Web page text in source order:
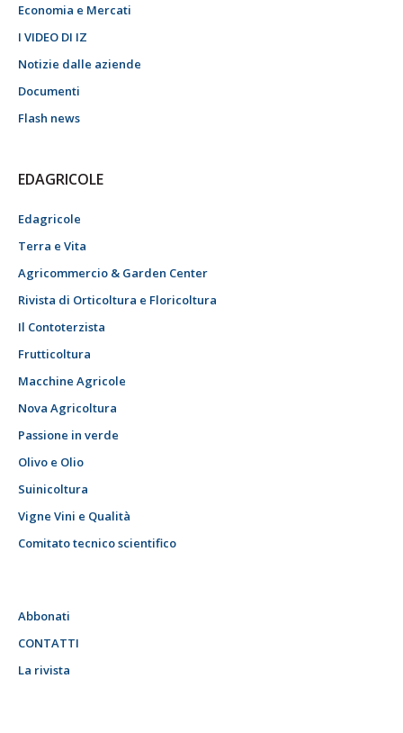
Economia e Mercati
I VIDEO DI IZ
Notizie dalle aziende
Documenti
Flash news
EDAGRICOLE
Edagricole
Terra e Vita
Agricommercio & Garden Center
Rivista di Orticoltura e Floricoltura
Il Contoterzista
Frutticoltura
Macchine Agricole
Nova Agricoltura
Passione in verde
Olivo e Olio
Suinicoltura
Vigne Vini e Qualità
Comitato tecnico scientifico
Abbonati
CONTATTI
La rivista